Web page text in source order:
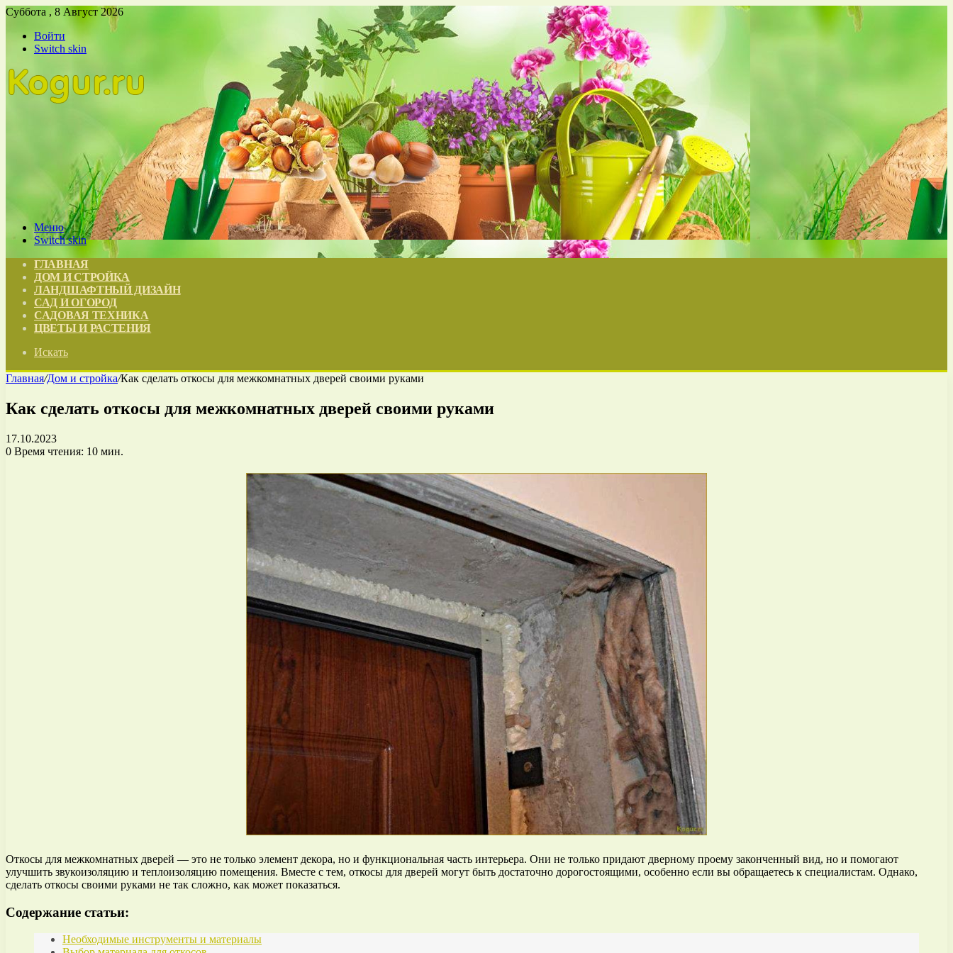
Суббота , 8 Август 2026
Войти
Switch skin
Меню
Switch skin
ГЛАВНАЯ
ДОМ И СТРОЙКА
ЛАНДШАФТНЫЙ ДИЗАЙН
САД И ОГОРОД
САДОВАЯ ТЕХНИКА
ЦВЕТЫ И РАСТЕНИЯ
Искать
Главная/Дом и стройка/Как сделать откосы для межкомнатных дверей своими руками
Как сделать откосы для межкомнатных дверей своими руками
17.10.2023
0 Время чтения: 10 мин.
Откосы для межкомнатных дверей — это не только элемент декора, но и функциональная часть интерьера. Они не только придают дверному проему законченный вид, но и помогают
улучшить звукоизоляцию и теплоизоляцию помещения. Вместе с тем, откосы для дверей могут быть достаточно дорогостоящими, особенно если вы обращаетесь к специалистам. Однако,
сделать откосы своими руками не так сложно, как может показаться.
Содержание статьи:
Необходимые инструменты и материалы